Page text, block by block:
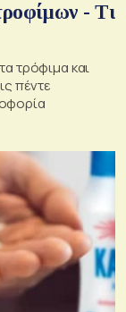
- Τι
τρόφιμα και
πέντε